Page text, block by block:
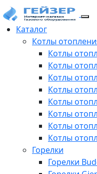
Каталог
Котлы
Котлы
Котлы
Котлы
Котлы
Котлы
Котлы
Котлы
Котлы
Горелки
Горелки